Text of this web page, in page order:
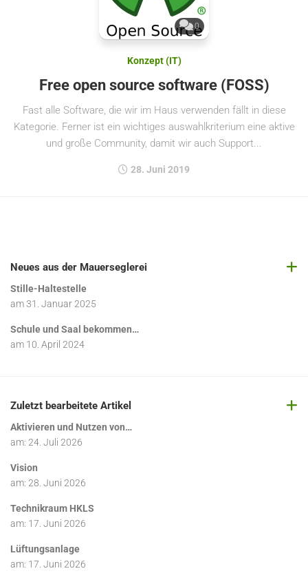
0
Konzept (IT)
Free open source software (FOSS)
Fast alle Software, die wir im Haus verwenden fällt in diese
Kategorie. Ferner ist ein wichtiges auswahlkriterium eine aktive
und große Community, damit wir auch Support...
28. Juni 2019
Neues aus der Mauerseglerei
Stille-Haltestelle
am31. Januar 2025
Schule und Saal bekommen…
am 10. April 2024
Zuletzt bearbeitete Artikel
Aktivieren und Nutzen von…
am: 24. Juli 2026
Vision
am: 28. Juni 2026
Technikraum HKLS
am: 17. Juni 2026
Lüftungsanlage
am: 17. Juni 2026